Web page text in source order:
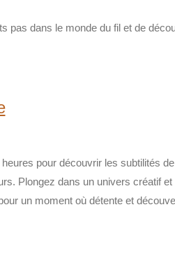
pas dans le monde du fil et de
pour découvrir les subtilités
Plongez dans un univers créatif
un moment où détente et